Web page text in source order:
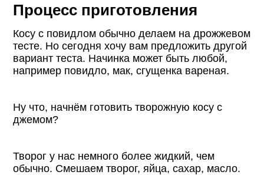
Процесс приготовления
Косу с повидлом обычно делаем на дрожжевом
тесте. Но сегодня хочу вам предложить другой
вариант теста. Начинка может быть любой,
например повидло, мак, сгущенка вареная.
Ну что, начнём готовить творожную косу с
джемом?
Творог у нас немного более жидкий, чем
обычно. Смешаем творог, яйца, сахар, масло.